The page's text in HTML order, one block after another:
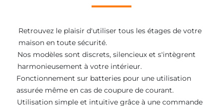
Retrouvez le plaisir d'utiliser tous les étages de votre
maison en toute sécurité.
Nos modèles sont discrets, silencieux et s'intègrent
harmonieusement à votre intérieur.
Fonctionnement sur batteries pour une utilisation
assurée même en cas de coupure de courant.
Utilisation simple et intuitive grâce à une commande